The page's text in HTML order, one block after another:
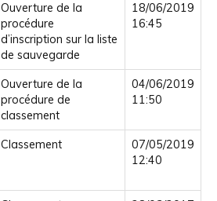
Ouverture de la
procédure
d’inscription sur la liste
de sauvegarde
18/06/2019
16:45
Ouverture de la
procédure de
classement
04/06/2019
11:50
Classement
07/05/2019
12:40